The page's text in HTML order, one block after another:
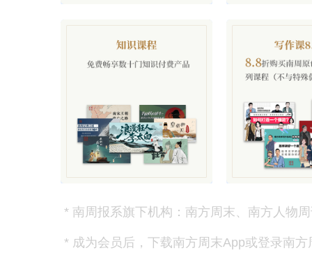
* 南周报系旗下机构：南方周末、南方人物
* 成为会员后，下载南方周末App或登录南方